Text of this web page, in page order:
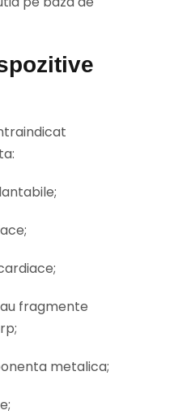
fragmente
metalica;